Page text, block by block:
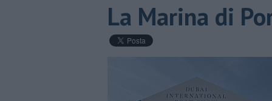
La Marina di